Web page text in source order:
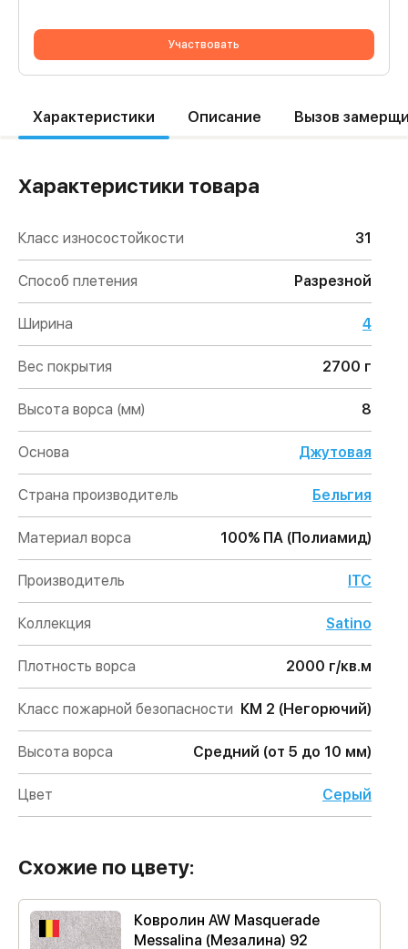
Участвовать
Характеристики Описание Вызов
Характеристики товара
Класс износостойкости 31
Способ плетения Разрезной
Ширина 4
Вес покрытия 2700 г
Высота ворса (мм) 8
Основа Джутовая
Страна производитель Бельгия
Материал ворса 100% ПА (Полиамид)
Производитель ITC
Коллекция Satino
Плотность ворса 2000 г/кв.м
Класс пожарной безопасности КМ 2 (Негорючий)
Высота ворса Средний (от 5 до 10 мм)
Цвет Серый
Схожие по цвету:
Ковролин AW Masquerade
Messalina (Мезалина) 92